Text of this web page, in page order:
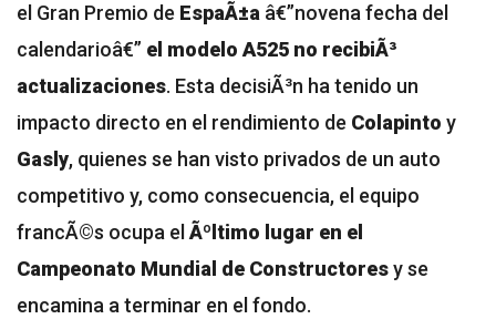
el Gran Premio de EspaÃ±a â€”novena fecha del
calendarioâ€” el modelo A525 no recibiÃ³
actualizaciones. Esta decisiÃ³n ha tenido un
impacto directo en el rendimiento de Colapinto y
Gasly, quienes se han visto privados de un auto
competitivo y, como consecuencia, el equipo
francÃ©s ocupa el Ãºltimo lugar en el
Campeonato Mundial de Constructoresy se
encamina a terminar en el fondo.